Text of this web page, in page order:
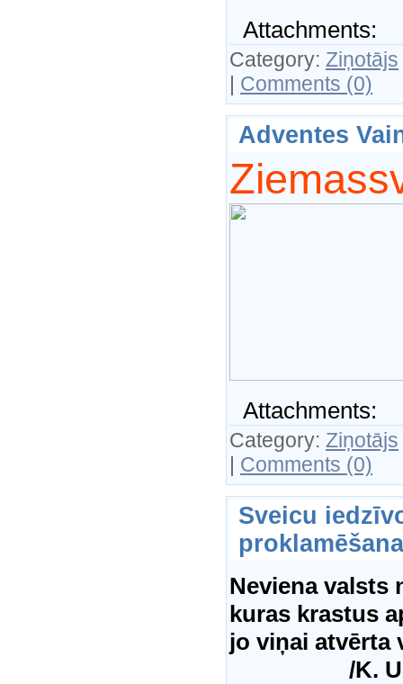
Attachments:
Category: Ziņotājs
| Comments (0)
Adventes
Attachments:
Category: Ziņotājs
| Comments (0)
Sveicu
Neviena valsts
kuras krastus
jo viņai atvērta
/K.